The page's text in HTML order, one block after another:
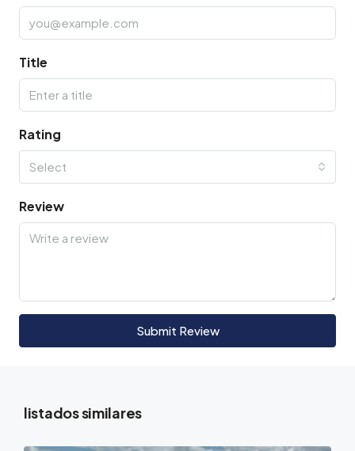
Title
Rating
Select
Review
Submit Review
listados similares